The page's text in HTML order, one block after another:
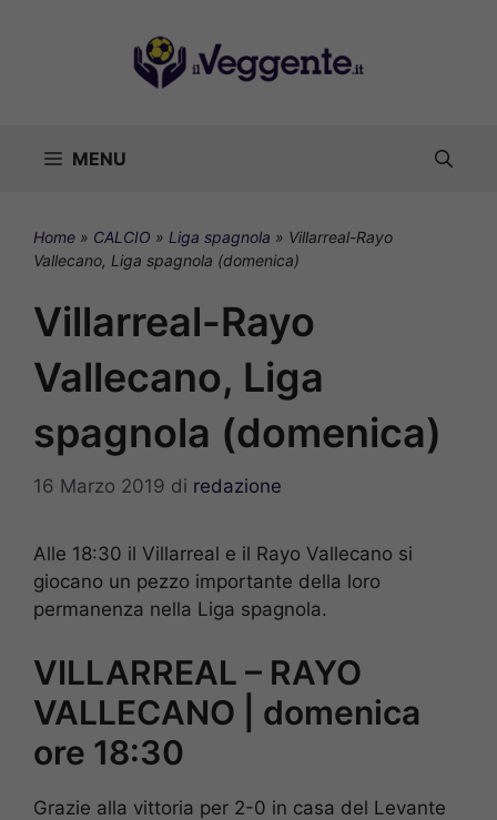
MENU
Home » CALCIO » Liga spagnola » Villarreal-Rayo
Vallecano, Liga spagnola (domenica)
Villarreal-Rayo
Vallecano, Liga
spagnola (domenica)
16 Marzo 2019 di redazione
Alle 18:30 il Villarreal e il Rayo Vallecano si
giocano un pezzo importante della loro
permanenza nella Liga spagnola.
VILLARREAL – RAYO
VALLECANO | domenica
ore 18:30
Grazie alla vittoria per 2-0 in casa del Levante